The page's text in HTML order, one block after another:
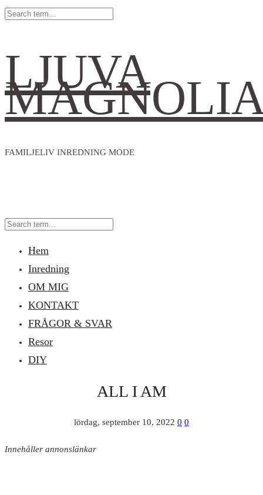
LJUVA
FAMILJELIV INREDNING MODE
Hem
Inredning
OM MIG
KONTAKT
FRÅGOR & SVAR
Resor
DIY
ALL I AM
lördag, september 10, 2022 0 0
Innehåller annonslänkar